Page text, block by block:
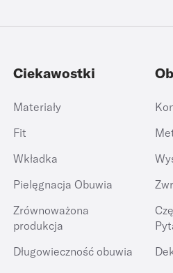
Ciekawostki
Materiały
Fit
Wkładka
Pielęgnacja Obuwia
Zrównoważona
produkcja
Długowieczność obuwia